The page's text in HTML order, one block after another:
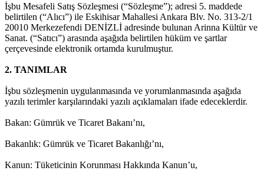
İşbu Mesafeli Satış Sözleşmesi (“Sözleşme”); adresi 5. maddede
belirtilen (“Alıcı”) ile Eskihisar Mahallesi Ankara Blv. No. 313-2/1
20010 Merkezefendi DENİZLİ adresinde bulunan Arinna Kültür ve
Sanat. (“Satıcı”) arasında aşağıda belirtilen hüküm ve şartlar
çerçevesinde elektronik ortamda kurulmuştur.
2. TANIMLAR
İşbu sözleşmenin uygulanmasında ve yorumlanmasında aşağıda
yazılı terimler karşılarındaki yazılı açıklamaları ifade edeceklerdir.
Bakan: Gümrük ve Ticaret Bakanı’nı,
Bakanlık: Gümrük ve Ticaret Bakanlığı’nı,
Kanun: Tüketicinin Korunması Hakkında Kanun’u,